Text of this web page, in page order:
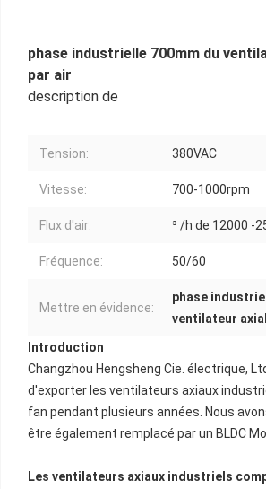
phase industrielle 700mm du
par air
description de
Tension: 380VAC
Vitesse: 700-1000rpm
Flux d'air: ³ /h de 12000 -
Fréquence: 50/60
Mettre en évidence:
phase
ventilateur
Introduction
Changzhou Hengsheng Cie. électrique,
d'exporter les ventilateurs axiaux
fan pendant plusieurs années. Nous
être également remplacé par un BLDC
Les ventilateurs axiaux industriels